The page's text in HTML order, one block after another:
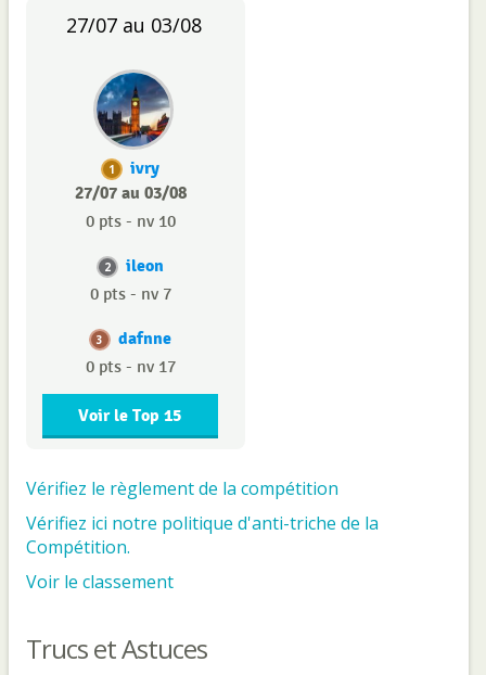
27/07 au 03/08
1
ivry
27/07 au 03/08
0 pts - nv 10
2 ileon
0 pts - nv 7
3 dafnne
0 pts - nv 17
Voir le Top 15
Vérifiez le règlement de la compétition
Vérifiez ici notre politique d'anti-triche de la
Compétition.
Voir le classement
Trucs et Astuces